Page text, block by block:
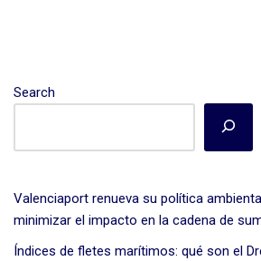
Search
Valenciaport renueva su política
minimizar el impacto en la cadena de
Índices de fletes marítimos: qué son el